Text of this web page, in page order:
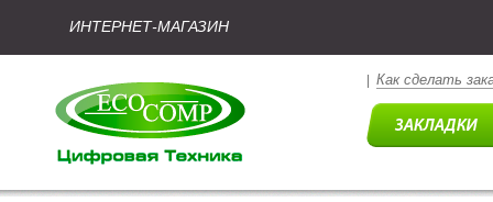
ИНТЕРНЕТ-МАГАЗИН
Как сделать